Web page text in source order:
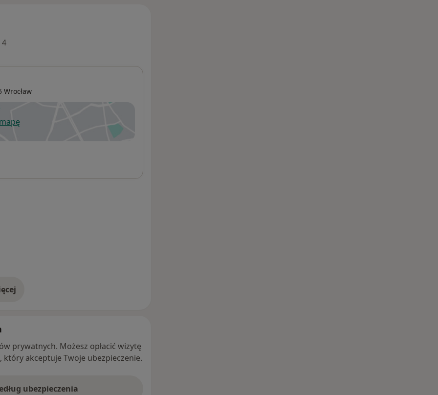
4
Wrocław
się w nowej karcie
prywatnych. Możesz opłacić wizytę
akceptuje Twoje ubezpieczenie.
ubezpieczenia